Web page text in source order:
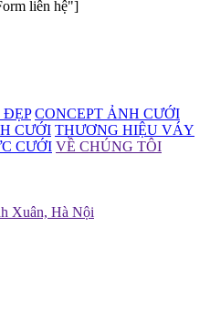
liên hệ"]
CONCEPT ẢNH CƯỚI
CƯỚI THƯƠNG HIỆU VÁY
CƯỚI VỀ CHÚNG TÔI
Xuân, Hà Nội